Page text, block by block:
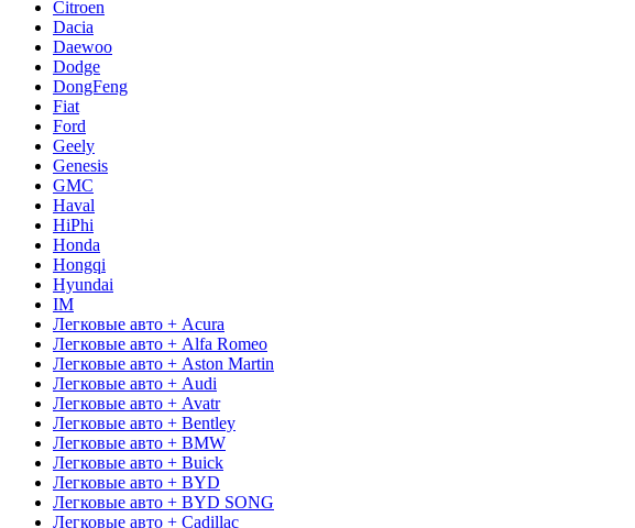
Citroen
Dacia
Daewoo
Dodge
DongFeng
Fiat
Ford
Geely
Genesis
GMC
Haval
HiPhi
Honda
Hongqi
Hyundai
IM
Легковые авто + Acura
Легковые авто + Alfa Romeo
Легковые авто + Aston Martin
Легковые авто + Audi
Легковые авто + Avatr
Легковые авто + Bentley
Легковые авто + BMW
Легковые авто + Buick
Легковые авто + BYD
Легковые авто + BYD SONG
Легковые авто + Cadillac